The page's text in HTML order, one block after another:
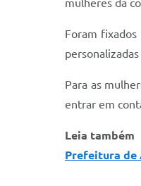
mulheres da
Foram fixados
Para as
entrar em
Leia também
Prefeitura de